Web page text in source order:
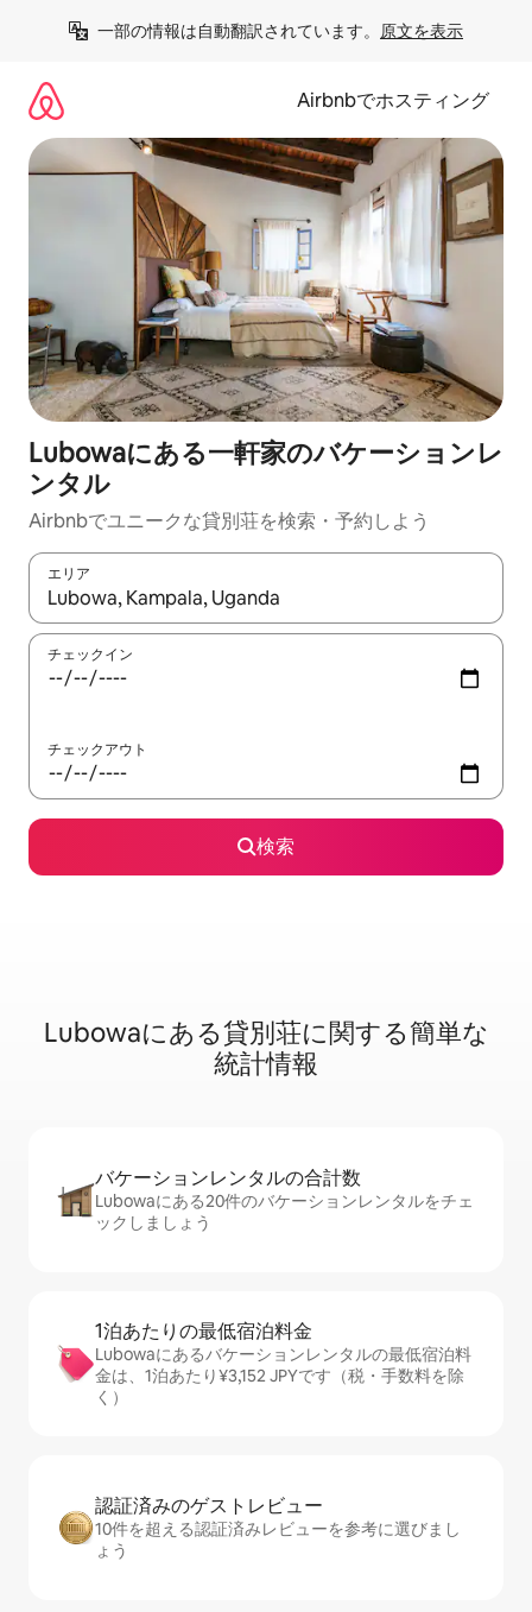
一部の情報は自動翻訳されています。 原文を表示
Airbnbでホスティング
Lubowaにある一軒家のバケーションレ
ンタル
Airbnbでユニークな貸別荘を検索・予約しよう
エリア
検索結果が表示されたら、上下の矢印キーを使って移動するか
チェックイン
チェックアウト
検索
Lubowaに⁠あ⁠る貸⁠別⁠荘⁠に関⁠す⁠る簡⁠単⁠な
統⁠計⁠情⁠報
バケーションレ⁠ン⁠タ⁠ル⁠の合⁠計⁠数
Lubowaにある20件のバケーションレンタルをチェ
ックしましょう
1泊あたりの最⁠低⁠宿⁠泊⁠料⁠金
Lubowaにあるバケーションレンタルの最低宿泊料
金は、1泊あたり¥3,152 JPYです（税・手数料を除
く）
認証済みのゲ⁠ス⁠ト⁠レ⁠ビ⁠ュ⁠ー
10件を超える認証済みレビューを参考に選びまし
ょう